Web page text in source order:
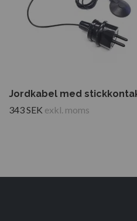
Jordkabel med
343 SEK exkl. moms